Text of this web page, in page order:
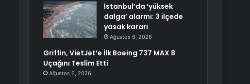
İstanbul’da ‘yüksek
dalga’ alarmı: 3 ilçede
yasak kararı
Ağustos 6, 2026
Griffin, VietJet’e İlk Boeing 737 MAX 8
Uçağını Teslim Etti
Ağustos 6, 2026